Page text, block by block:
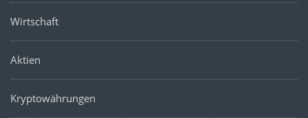
Wirtschaft
Aktien
Kryptowährungen